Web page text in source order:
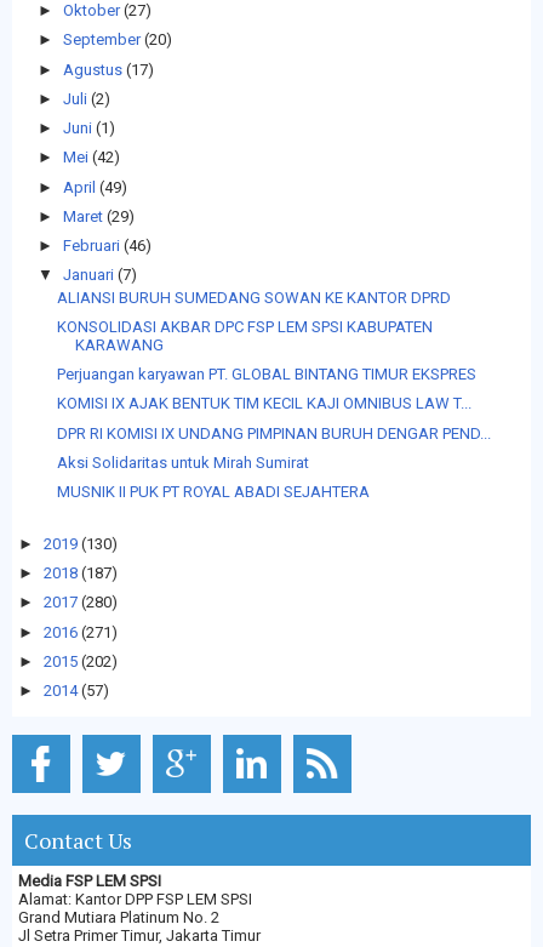
► Oktober (27)
► September (20)
► Agustus (17)
► Juli (2)
► Juni (1)
► Mei (42)
► April (49)
► Maret (29)
► Februari (46)
▼
Januari (7)
ALIANSI BURUH SUMEDANG SOWAN KE KANTOR DPRD
KONSOLIDASI AKBAR DPC FSP LEM SPSI KABUPATEN
KARAWANG
Perjuangan karyawan PT. GLOBAL BINTANG TIMUR EKSPRES
KOMISI IX AJAK BENTUK TIM KECIL KAJI OMNIBUS LAW T...
DPR RI KOMISI IX UNDANG PIMPINAN BURUH DENGAR PEND...
Aksi Solidaritas untuk Mirah Sumirat
MUSNIK II PUK PT ROYAL ABADI SEJAHTERA
► 2019 (130)
► 2018 (187)
► 2017 (280)
► 2016 (271)
► 2015 (202)
► 2014 (57)
Contact Us
Media FSP LEM SPSI
Alamat: Kantor DPP FSP LEM SPSI
Grand Mutiara Platinum No. 2
Jl Setra Primer Timur, Jakarta Timur